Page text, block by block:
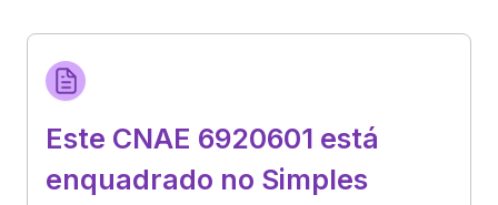
Este CNAE 6920601 está
enquadrado no Simples